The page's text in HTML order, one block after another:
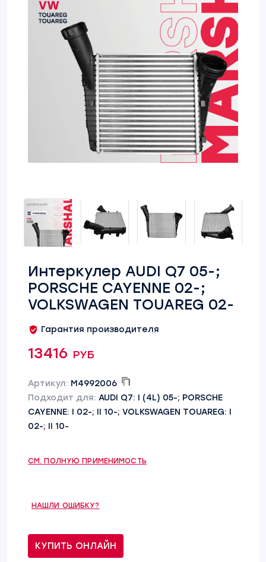
Интеркулер AUDI Q7 05-;
PORSCHE CAYENNE 02-;
VOLKSWAGEN TOUAREG 02-
Гарантия производителя
13416 руб
Артикул: M4992006
Подходит для: AUDI Q7: I (4L) 05-; PORSCHE
CAYENNE: I 02-; II 10-; VOLKSWAGEN TOUAREG: I
02-; II 10-
СМ. ПОЛНУЮ ПРИМЕНИМОСТЬ
НАШЛИ ОШИБКУ?
КУПИТЬ ОНЛАЙН